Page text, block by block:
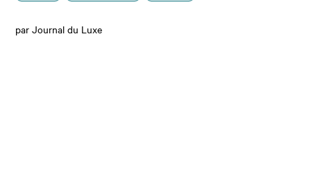
par Journal du Luxe